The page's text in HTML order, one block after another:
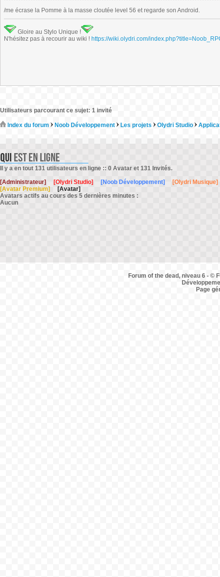
/me écrase la Pomme à la masse cloutée level 56 et regarde son Android.
Gloire au Stylo Unique !
N'hésitez pas à recourir au wiki ! https://wiki.olydri.com/
Utilisateurs parcourant ce sujet: 1 invité
Index du forum Noob Développement Les projets Olydri Studio
Il y a en tout 131 utilisateurs en ligne :: 0 Avatar et 131 Invités.
[Administrateur]
[Olydri Studio] [Noob Développement]
[Olydri Musique]
[Avatar Premium]
[Avatar]
Avatars actifs au cours des 5 dernières minutes :
Aucun
Forum of the dead, niveau 6 - ©
Page